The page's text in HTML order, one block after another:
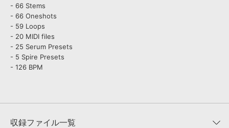
- 66 Stems
- 66 Oneshots
- 59 Loops
- 20 MIDI files
- 25 Serum Presets
- 5 Spire Presets
- 126 BPM
収録ファイル一覧